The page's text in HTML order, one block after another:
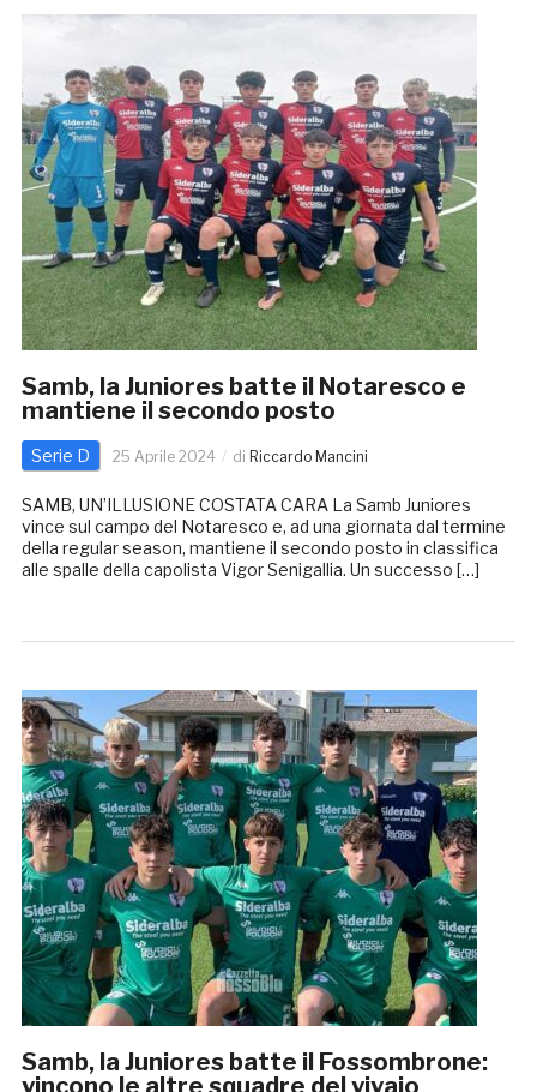
Samb, la Juniores batte il Notaresco e
mantiene il secondo posto
Serie D 25 Aprile 2024 di Riccardo Mancini
SAMB, UN’ILLUSIONE COSTATA CARA La Samb Juniores
vince sul campo del Notaresco e, ad una giornata dal termine
della regular season, mantiene il secondo posto in classifica
alle spalle della capolista Vigor Senigallia. Un successo […]
Samb, la Juniores batte il Fossombrone: